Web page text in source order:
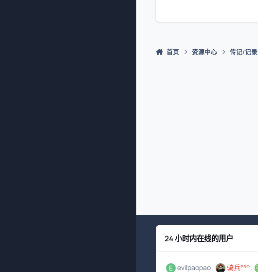
首页 资源中心 传记/记录
24 小时内在线的用户
evilpaopao 骑兵ᴾᴿᴼ